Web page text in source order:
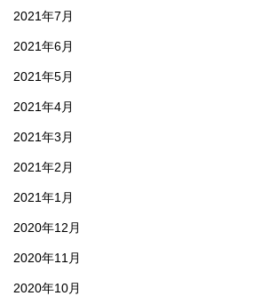
2021年7月
2021年6月
2021年5月
2021年4月
2021年3月
2021年2月
2021年1月
2020年12月
2020年11月
2020年10月